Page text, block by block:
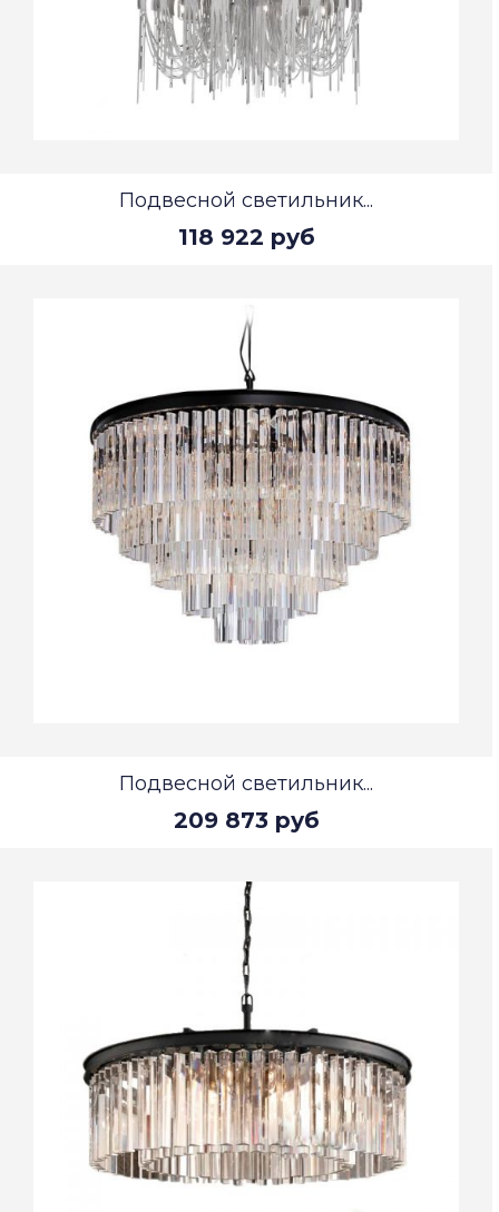
Подвесной светильник...
118 922 руб
Подвесной светильник...
209 873 руб